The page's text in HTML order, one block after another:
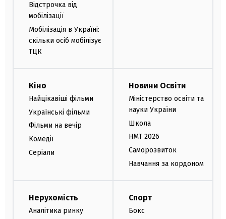
Відстрочка від
мобілізації
Мобілізація в Україні:
скільки осіб мобілізує
ТЦК
Кіно
Найцікавіші фільми
Українські фільми
Фільми на вечір
Комедії
Серіали
Новини Освіти
Міністерство освіти та
науки України
Школа
НМТ 2026
Саморозвиток
Навчання за кордоном
Нерухомість
Аналітика ринку
Спорт
Бокс